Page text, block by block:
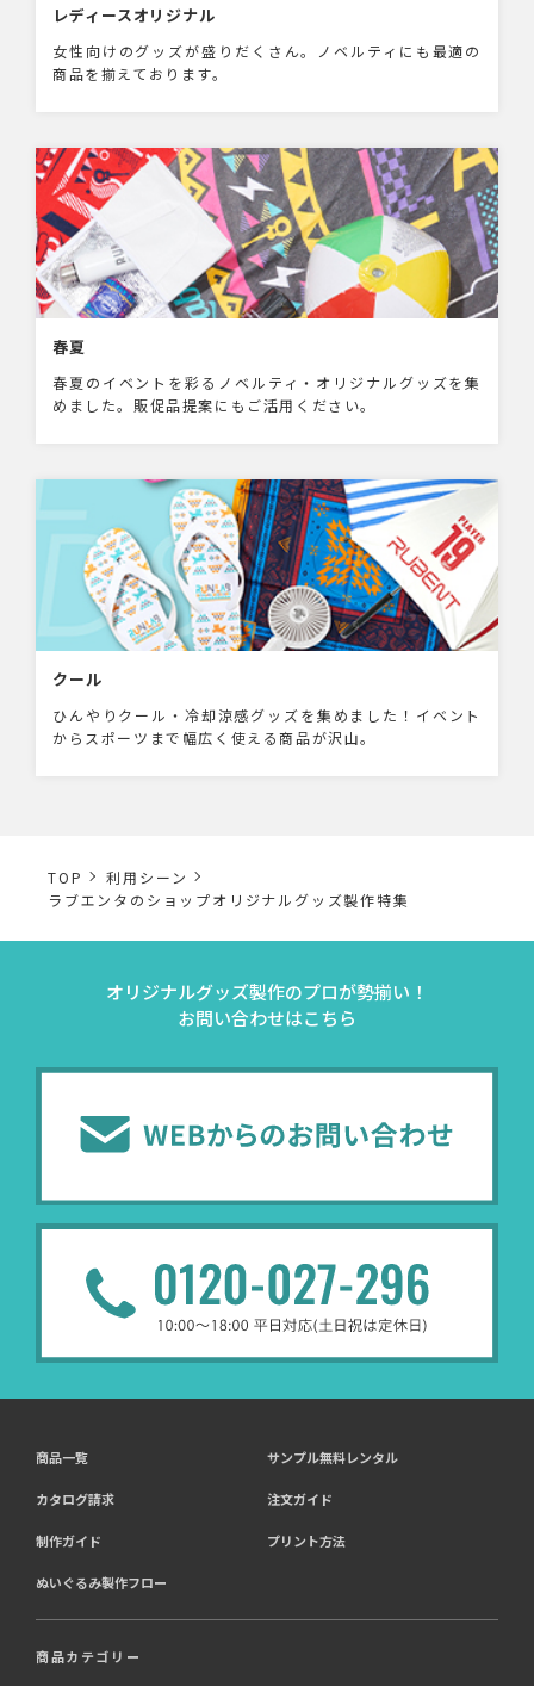
レディースオリジナル
女性向けのグッズが盛りだくさん。ノベルティにも最適の
商品を揃えております。
春夏
春夏のイベントを彩るノベルティ・オリジナルグッズを集
めました。販促品提案にもご活用ください。
クール
ひんやりクール・冷却涼感グッズを集めました！イベント
からスポーツまで幅広く使える商品が沢山。
TOP
利用シーン
ラブエンタのショップオリジナルグッズ製作特集
オリジナルグッズ製作のプロが勢揃い！
お問い合わせはこちら
商品一覧 サンプル無料レンタル
カタログ請求 注文ガイド
制作ガイド プリント方法
ぬいぐるみ製作フロー
商品カテゴリー